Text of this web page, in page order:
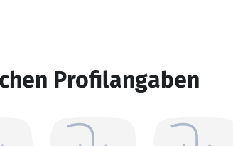
Profilangaben